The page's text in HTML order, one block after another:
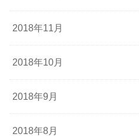
2018年11月
2018年10月
2018年9月
2018年8月